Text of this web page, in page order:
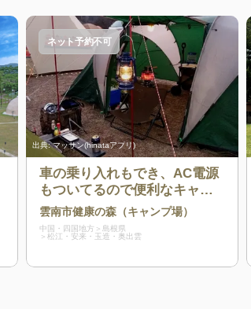
出典:マッサン(hinataアプリ)
ネット予約不可
車の乗り入れもでき、AC電源
もついてるので便利なキャン
プ場
雲南市健康の森（キャンプ場）
中国・四国地方
島根県
松江・安来・玉造・奥出雲